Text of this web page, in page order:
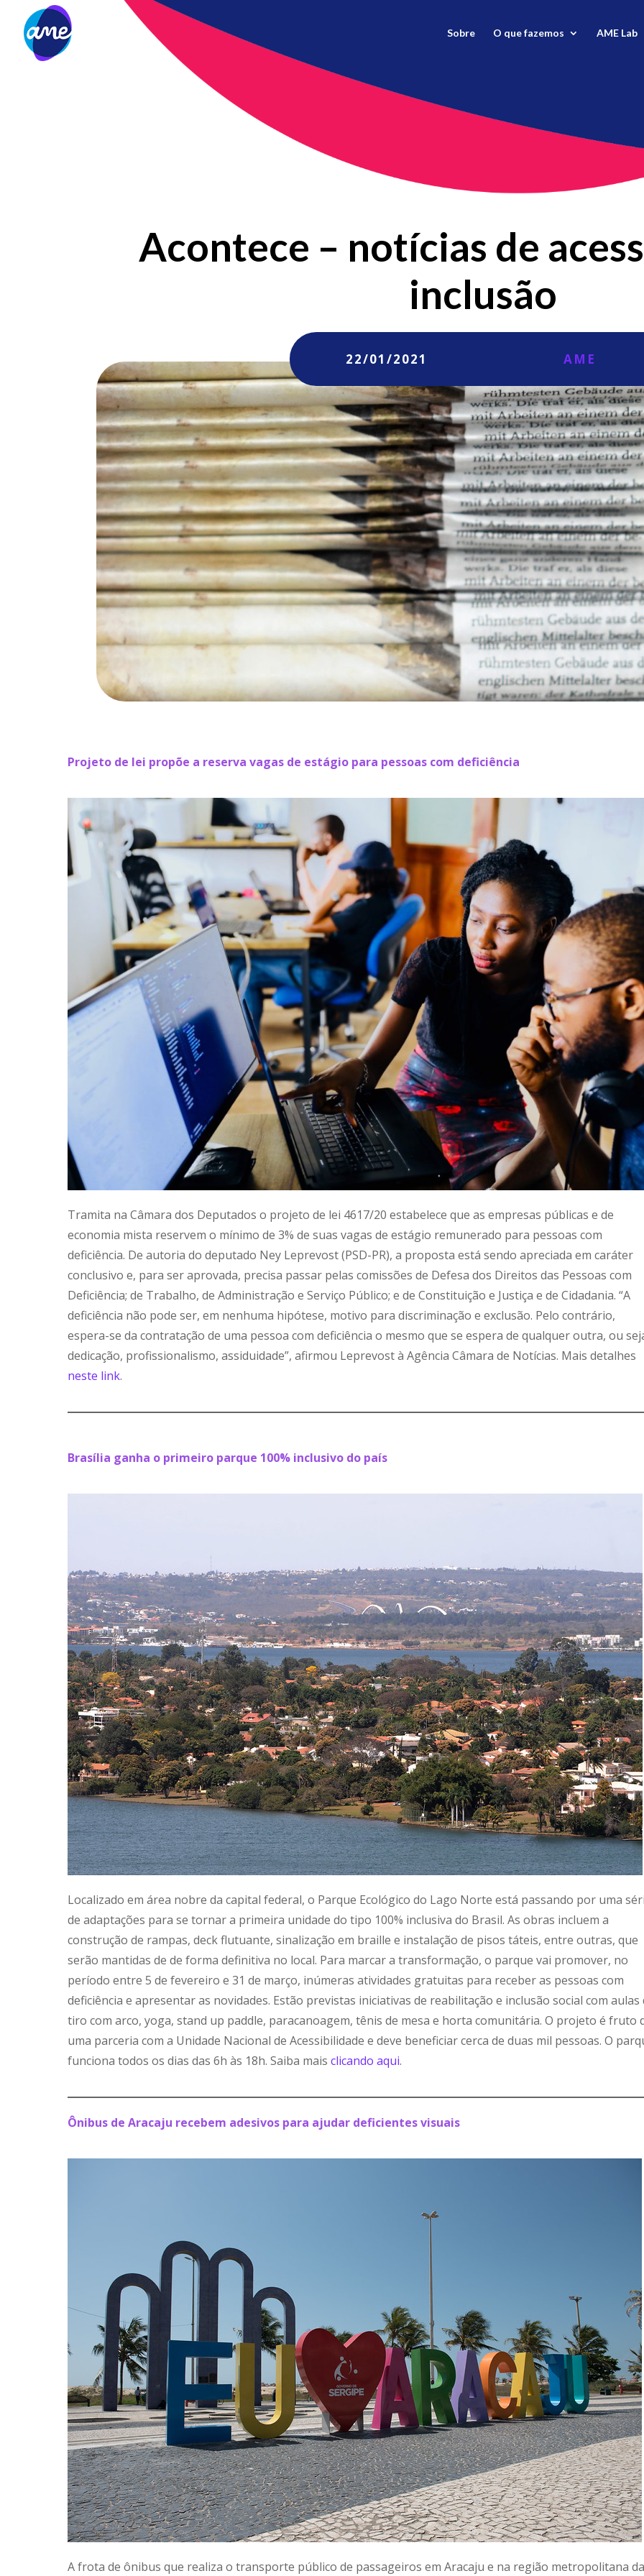
Sobre O que fazemos AME Lab
Acontece – notícias de
inclusão
22/01/2021 AME
Projeto de lei propõe a reserva vagas de estágio para pessoas com deficiência
Tramita na Câmara dos Deputados o projeto de lei 4617/20 estabelece que as empresas públicas e de
economia mista reservem o mínimo de 3% de suas vagas de estágio remunerado para pessoas com
deficiência. De autoria do deputado Ney Leprevost (PSD-PR), a proposta está sendo apreciada em caráter
conclusivo e, para ser aprovada, precisa passar pelas comissões de Defesa dos Direitos das Pessoas com
Deficiência; de Trabalho, de Administração e Serviço Público; e de Constituição e Justiça e de Cidadania. “A
deficiência não pode ser, em nenhuma hipótese, motivo para discriminação e exclusão. Pelo contrário,
espera-se da contratação de uma pessoa com deficiência o mesmo que se espera de qualquer outra, ou
dedicação, profissionalismo, assiduidade”, afirmou Leprevost à Agência Câmara de Notícias. Mais detalhes
neste link.
Brasília ganha o primeiro parque 100% inclusivo do país
Localizado em área nobre da capital federal, o Parque Ecológico do Lago Norte está passando por uma
de adaptações para se tornar a primeira unidade do tipo 100% inclusiva do Brasil. As obras incluem a
construção de rampas, deck flutuante, sinalização em braille e instalação de pisos táteis, entre outras, que
serão mantidas de de forma definitiva no local. Para marcar a transformação, o parque vai promover, no
período entre 5 de fevereiro e 31 de março, inúmeras atividades gratuitas para receber as pessoas com
deficiência e apresentar as novidades. Estão previstas iniciativas de reabilitação e inclusão social com aulas
tiro com arco, yoga, stand up paddle, paracanoagem, tênis de mesa e horta comunitária. O projeto é fruto
uma parceria com a Unidade Nacional de Acessibilidade e deve beneficiar cerca de duas mil pessoas. O
funciona todos os dias das 6h às 18h. Saiba maisclicando aqui.
Ônibus de Aracaju recebem adesivos para ajudar deficientes visuais
A frota de ônibus que realiza o transporte público de passageiros em Aracaju e na região metropolitana